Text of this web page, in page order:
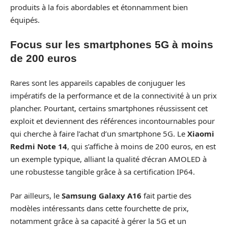
produits à la fois abordables et étonnamment bien
équipés.
Focus sur les smartphones 5G à moins
de 200 euros
Rares sont les appareils capables de conjuguer les
impératifs de la performance et de la connectivité à un prix
plancher. Pourtant, certains smartphones réussissent cet
exploit et deviennent des références incontournables pour
qui cherche à faire l’achat d’un smartphone 5G. Le Xiaomi
Redmi Note 14, qui s’affiche à moins de 200 euros, en est
un exemple typique, alliant la qualité d’écran AMOLED à
une robustesse tangible grâce à sa certification IP64.
Par ailleurs, le Samsung Galaxy A16 fait partie des
modèles intéressants dans cette fourchette de prix,
notamment grâce à sa capacité à gérer la 5G et un